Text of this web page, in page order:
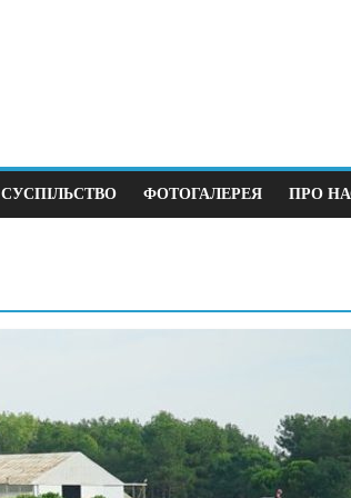
СУСПІЛЬСТВО ФОТОГАЛЕРЕЯ ПРО
В Німеччині 38
щодня
12.04.2026 0